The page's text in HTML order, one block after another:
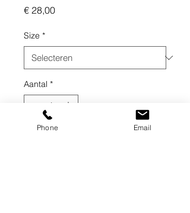
€ 28,00Prijs
Size *
Aantal *
Phone Email